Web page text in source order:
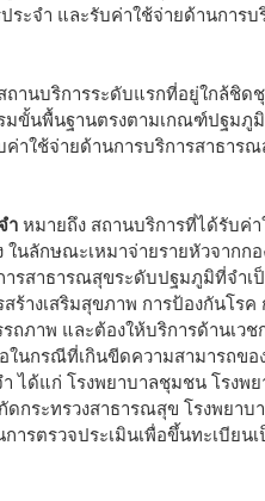
ระจำ และรับค่าใช้จ่ายด้านการ
ถานบริการระดับแรกที่อยู่ใกล้ชิ
มขั้นพื้นฐานตรงตามเกณฑ์ปฐมภู
าใช้จ่ายด้านการบริการสาธาร
ำ หมายถึง สถานบริการที่ได้รับค่า
นลักษณะเหมาจ่ายรายหัวจากก
รสาธารณสุขระดับปฐมภูมิที่จำเ
ร้างเสริมสุขภาพ การป้องกันโรค
ภาพ และต้องให้บริการด้านเวช
ในกรณีที่เกินขีดความสามารถขอ
ได้แก่ โรงพยาบาลชุมชน โรงพย
กระทรวงสาธารณสุข โรงพยาบ
รตรวจประเมินเพื่อขึ้นทะเบียน